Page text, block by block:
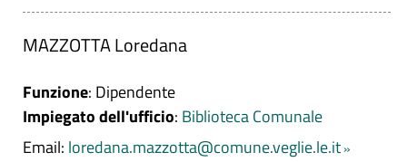
MAZZOTTA Loredana
Funzione: Dipendente
Impiegato dell'ufficio: Biblioteca Comunale
Email: loredana.mazzotta@comune.veglie.le.it